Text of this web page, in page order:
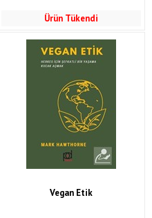
Ürün Tükendi
Vegan Etik